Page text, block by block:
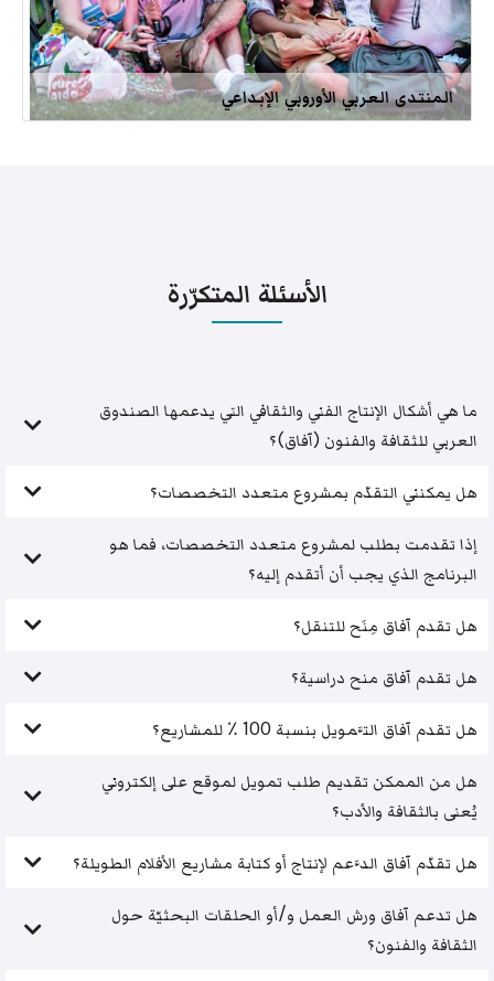
المنتدى العربي الأوروبي الإبداعي
الأسئلة المتكرّرة
ما هي أشكال الإنتاج الفني والثقافي التي يدعمها الصندوق
العربي للثقافة والفنون (آفاق)؟
هل يمكنني التقدّم بمشروع متعدد التخصصات؟
إذا تقدمت بطلب لمشروع متعدد التخصصات، فما هو
البرنامج الذي يجب أن أتقدم إليه؟
هل تقدم آفاق مِنَح للتنقل؟
هل تقدم آفاق منح دراسية؟
هل تقدم آفاق التَّمويل بنسبة 100 ٪ للمشاريع؟
هل من الممكن تقديم طلب تمويل لموقع على إلكتروني
يُعنى بالثقافة والأدب؟
هل تقدّم آفاق الدَّعم لإنتاج أو كتابة مشاريع الأفلام الطويلة؟
هل تدعم آفاق ورش العمل و/أو الحلقات البحثيّة حول
الثقافة والفنون؟